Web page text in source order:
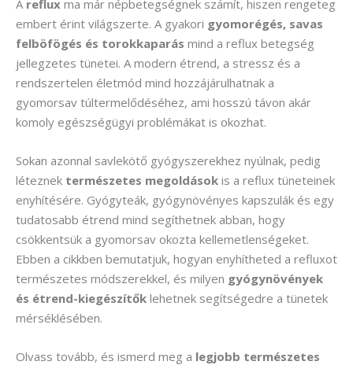
A reflux ma már népbetegségnek számít, hiszen rengeteg
embert érint világszerte. A gyakori gyomorégés, savas
felböfögés és torokkaparás mind a reflux betegség
jellegzetes tünetei. A modern étrend, a stressz és a
rendszertelen életmód mind hozzájárulhatnak a
gyomorsav túltermelődéséhez, ami hosszú távon akár
komoly egészségügyi problémákat is okozhat.
Sokan azonnal savlekötő gyógyszerekhez nyúlnak, pedig
léteznek természetes megoldások is a reflux tüneteinek
enyhítésére. Gyógyteák, gyógynövényes kapszulák és egy
tudatosabb étrend mind segíthetnek abban, hogy
csökkentsük a gyomorsav okozta kellemetlenségeket.
Ebben a cikkben bemutatjuk, hogyan enyhítheted a refluxot
természetes módszerekkel, és milyen gyógynövények
és étrend-kiegészítők lehetnek segítségedre a tünetek
mérséklésében.
Olvass tovább, és ismerd meg a legjobb természetes